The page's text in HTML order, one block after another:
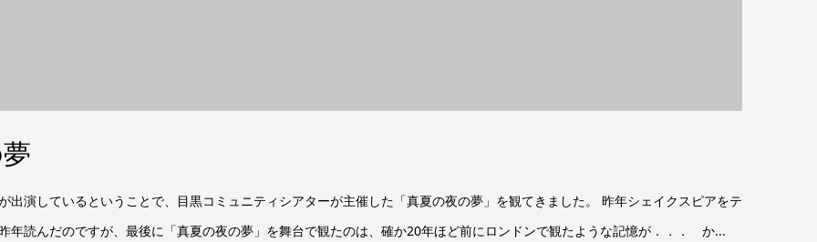
出演しているということで、目黒コミュニティシアターが主催した「真夏の夜の夢」を観てきました。 昨年シェイクスピアをテ
年読んだのですが、最後に「真夏の夜の夢」を舞台で観たのは、確か20年ほど前にロンドンで観たような記憶が．．． か...